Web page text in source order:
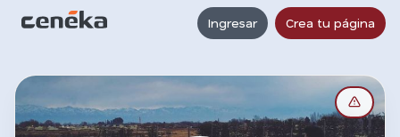
Ingresar Crea tu página